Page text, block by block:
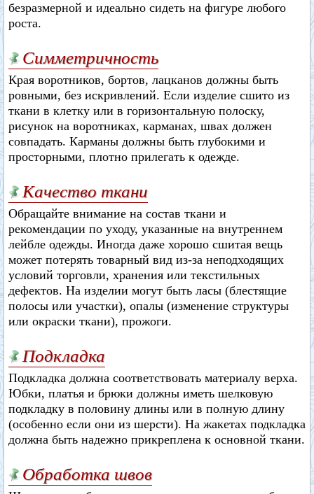
безразмерной и идеально сидеть на фигуре любого
роста.
Симметричность
Края воротников, бортов, лацканов должны быть
ровными, без искривлений. Если изделие сшито из
ткани в клетку или в горизонтальную полоску,
рисунок на воротниках, карманах, швах должен
совпадать. Карманы должны быть глубокими и
просторными, плотно прилегать к одежде.
Качество ткани
Обращайте внимание на состав ткани и
рекомендации по уходу, указанные на внутреннем
лейбле одежды. Иногда даже хорошо сшитая вещь
может потерять товарный вид из-за неподходящих
условий торговли, хранения или текстильных
дефектов. На изделии могут быть ласы (блестящие
полосы или участки), опалы (изменение структуры
или окраски ткани), прожоги.
Подкладка
Подкладка должна соответствовать материалу верха.
Юбки, платья и брюки должны иметь шелковую
подкладку в половину длины или в полную длину
(особенно если они из шерсти). На жакетах подкладка
должна быть надежно прикреплена к основной ткани.
Обработка швов